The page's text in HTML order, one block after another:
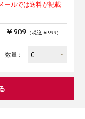
ールでは送料が記載
￥909（税込￥999）
数量：